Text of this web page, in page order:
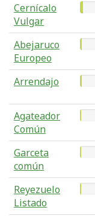
Cernícalo
Vulgar
Abejaruco
Europeo
Arrendajo
Agateador
Común
Garceta
común
Reyezuelo
Listado